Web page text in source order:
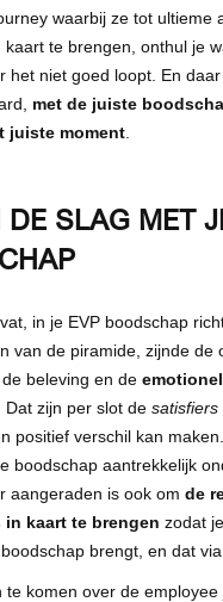
waarbij ze tot ultieme
kaart te brengen, onthul je
het niet goed loopt. En
met de juiste
juiste moment
SLAG MET
in je EVP boodschap
van de piramide, zijnde de
beleving en de
Dat zijn per slot de satisfiers
positief verschil kan
boodschap aantrekkelijk
aangeraden is ook om de
in kaart te brengen zodat
brengt, en dat via
te komen over de